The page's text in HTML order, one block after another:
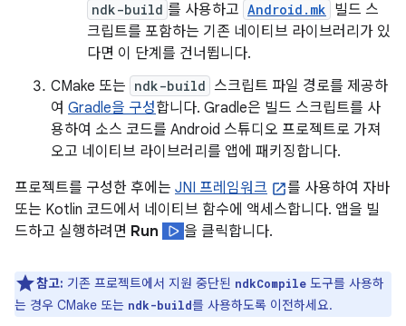
ndk-build 를 사용하고 Android.mk 빌드 스
크립트를 포함하는 기존 네이티브 라이브러리가 있
다면 이 단계를 건너뜁니다.
CMake 또는 ndk-build 스크립트 파일 경로를 제공하
여 Gradle을 구성합니다. Gradle은 빌드 스크립트를 사
용하여 소스 코드를 Android 스튜디오 프로젝트로 가져
오고 네이티브 라이브러리를 앱에 패키징합니다.
프로젝트를 구성한 후에는 JNI 프레임워크
를 사용하여 자바
또는 Kotlin 코드에서 네이티브 함수에 액세스합니다. 앱을 빌
드하고 실행하려면 Run 을 클릭합니다.
참고: 기존 프로젝트에서 지원 중단된 ndkCompile 도구를 사용하
는 경우 CMake 또는 ndk-build를 사용하도록 이전하세요.